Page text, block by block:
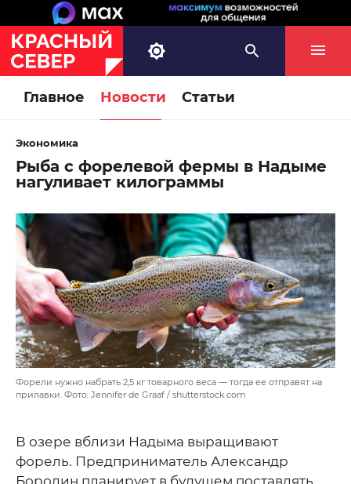
Главное Новости Статьи
Экономика
Рыба с форелевой фермы в Надыме
нагуливает килограммы
Форели нужно набрать 2,5 кг товарного веса — тогда ее отправят на
прилавки. Фото: Jennifer de Graaf / shutterstock.com
В озере вблизи Надыма выращивают
форель. Предприниматель Александр